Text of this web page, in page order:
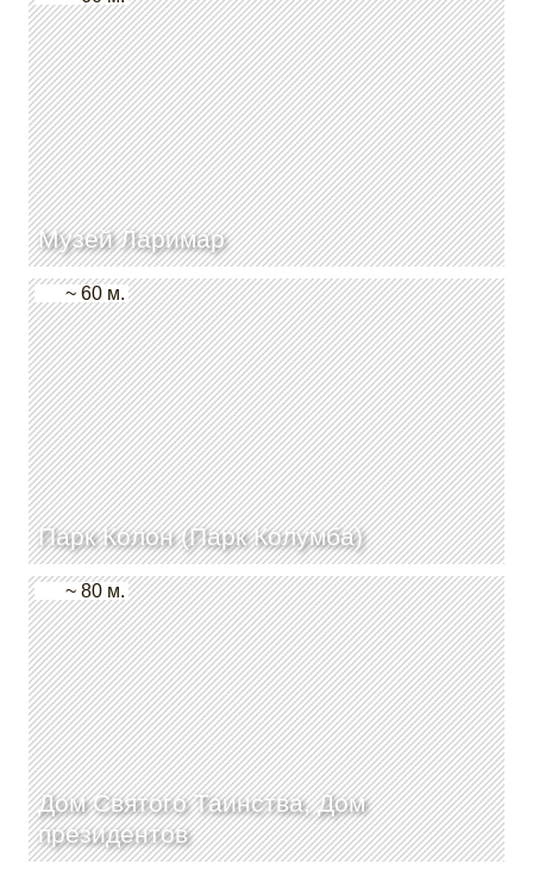
Музей Ларимар
Парк Колон (Парк Колумба)
~ 60 м.
Дом Святого Таинства, Дом
президентов
~ 80 м.